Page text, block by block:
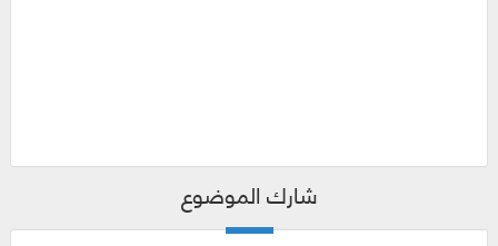
شارك الموضوع